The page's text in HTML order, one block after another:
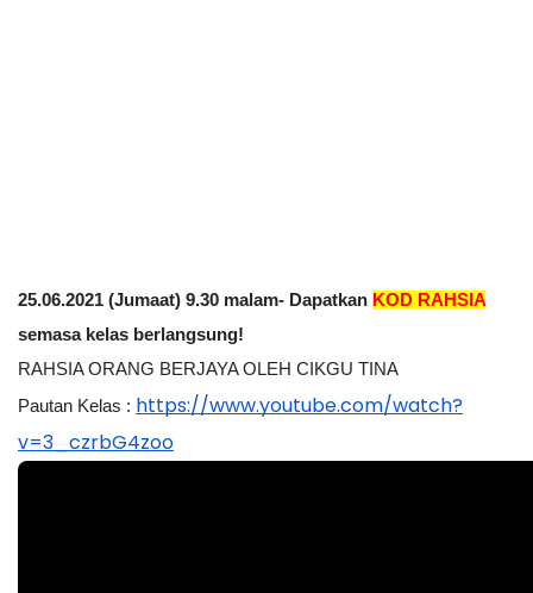
25.06.2021 (Jumaat) 9.30 malam- Dapatkan KOD RAHSIA
semasa kelas berlangsung!
RAHSIA ORANG BERJAYA OLEH CIKGU TINA
Pautan Kelas : https://www.youtube.com/watch?
v=3_czrbG4zoo